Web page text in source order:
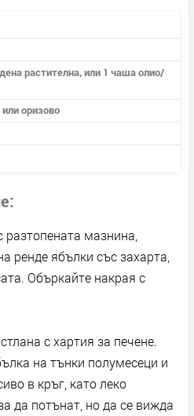
растителна, или 1 чаша олио/
оризово
мазнина,
ренде ябълки със захарта,
Объркайте накрая с
с хартия за печене.
на тънки полумесеци и
в кръг, като леко
да потънат, но да се вижда